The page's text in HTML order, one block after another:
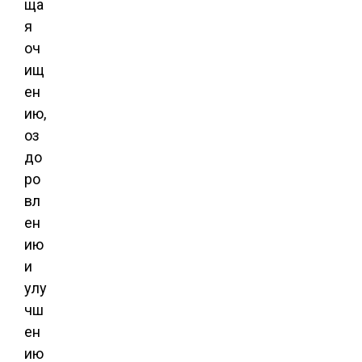
ща
я
оч
ищ
ен
ию,
оз
до
ро
вл
ен
ию
и
улу
чш
ен
ию